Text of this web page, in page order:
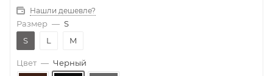
Нашли дешевле?
Размер — S
S
L M
Цвет — Черный